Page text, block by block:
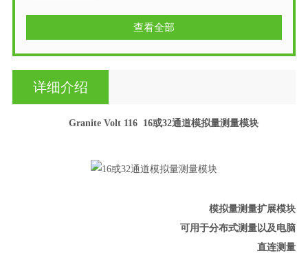
查看全部
详细介绍
Granite Volt 116 16或32通道模拟量测量模块
模拟量测量扩展模块
可用于分布式测量以及电脑
直连测量